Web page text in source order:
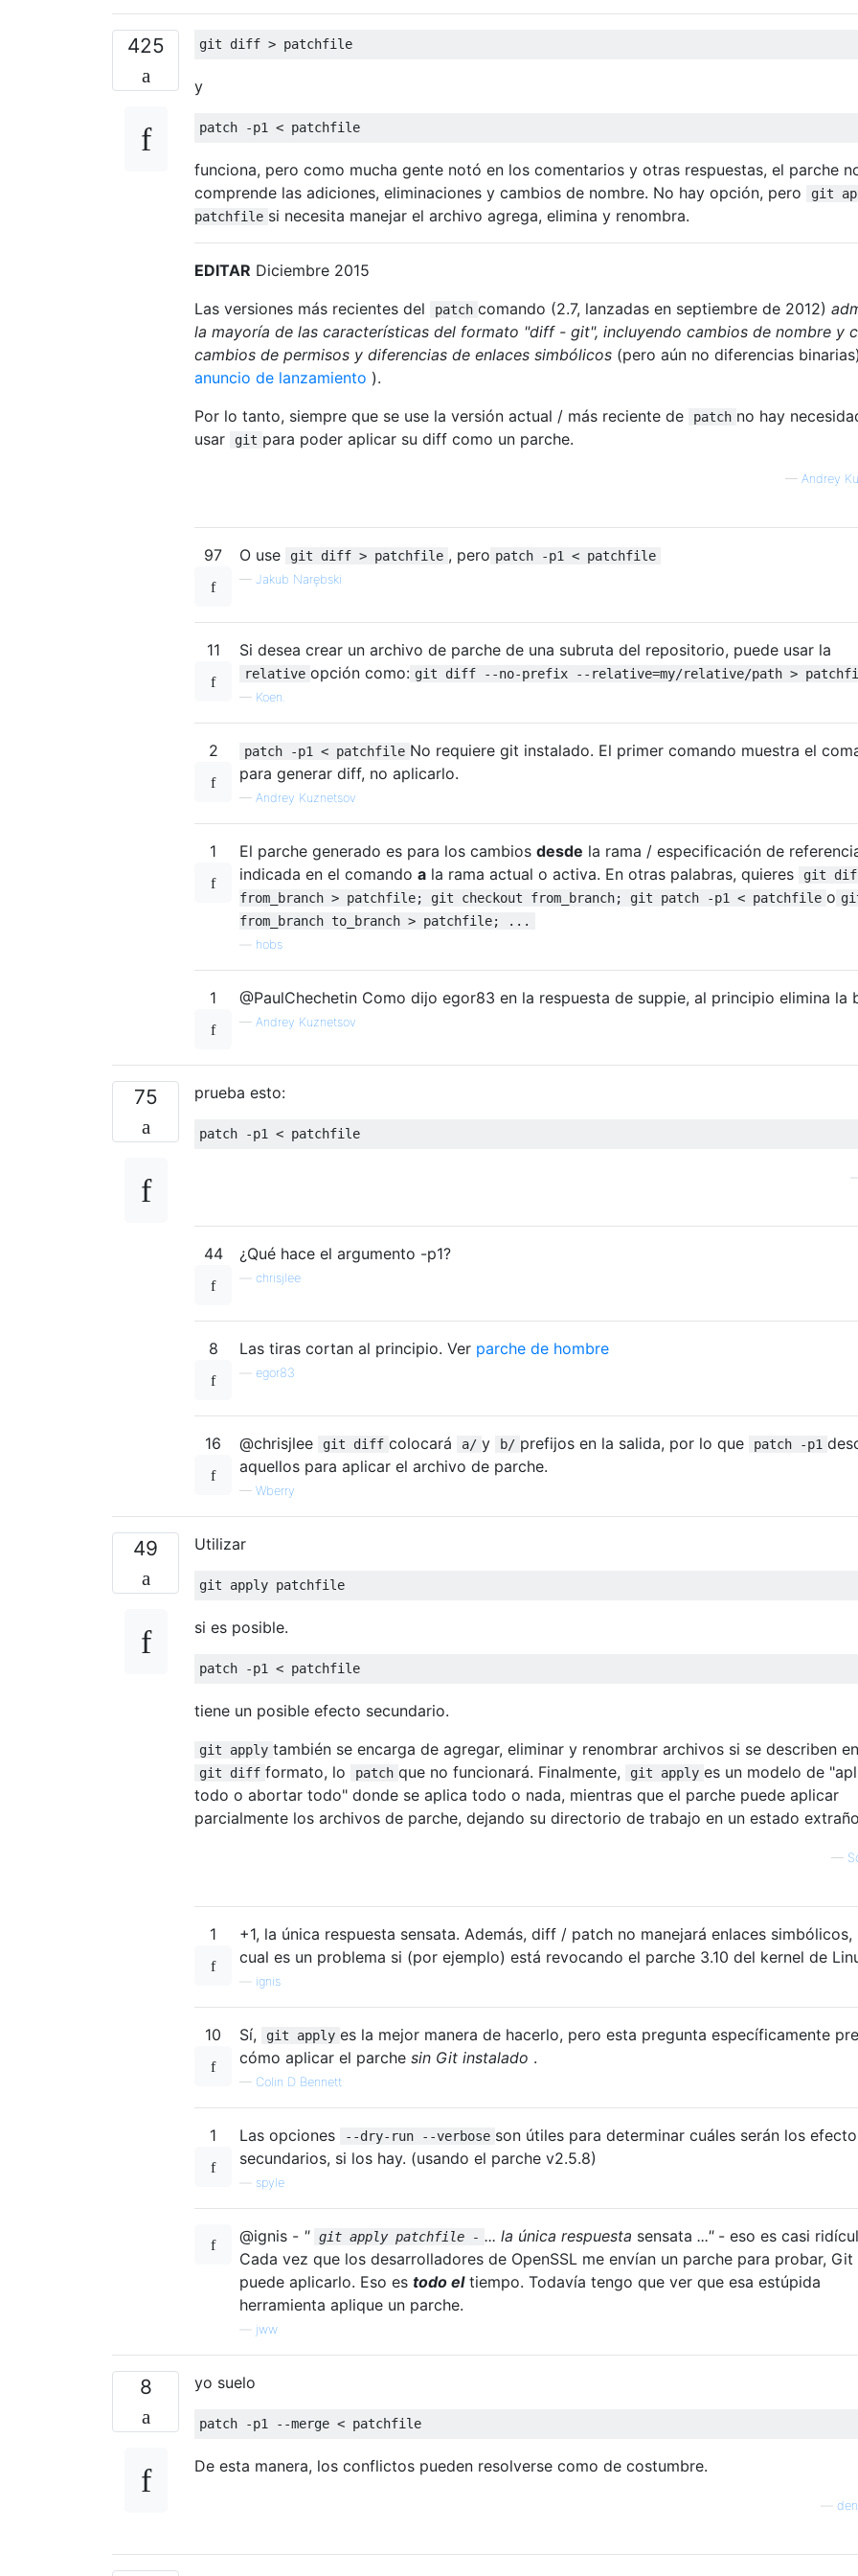
425
y
funciona, pero como mucha gente notó en los comentarios y otras respuestas, el parche
comprende las adiciones, eliminaciones y cambios de nombre. No hay opción, pero
git
patchfile si necesita manejar el archivo agrega, elimina y renombra.
EDITAR Diciembre 2015
Las versiones más recientes del
patch comando (2.7, lanzadas en septiembre de 2012)
la mayoría de las características del formato "diff - git", incluyendo cambios de nombre y
cambios de permisos y diferencias de enlaces simbólicos (pero aún no diferencias
anuncio de lanzamiento ).
Por lo tanto, siempre que se use la versión actual / más reciente de
patch no hay
usar
git para poder aplicar su diff como un parche.
— Andrey
97 O use git diff > patchfile , pero patch -p1 < patchfile
— Jakub Narębski
11 Si desea crear un archivo de parche de una subruta del repositorio, puede usar la
relative opción como: git diff --no-prefix --relative=my/relative/path >
— Koen.
2 patch -p1 < patchfile No requiere git instalado. El primer comando muestra el
para generar diff, no aplicarlo.
— Andrey Kuznetsov
1 El parche generado es para los cambios desde la rama / especificación de
indicada en el comando a la rama actual o activa. En otras palabras, quieres
git
from_branch > patchfile; git checkout from_branch; git patch -p1 < patchfile o
from_branch to_branch > patchfile; ...
hobs
1 @PaulChechetin Como dijo egor83 en la respuesta de suppie, al principio elimina la
— Andrey Kuznetsov
75 prueba esto:
44 ¿Qué hace el argumento -p1?
chrisjlee
8 Las tiras cortan al principio. Ver parche de hombre
egor83
16 @chrisjlee git diff colocará a/ y b/ prefijos en la salida, por lo que patch -p1
aquellos para aplicar el archivo de parche.
— Wberry
49 Utilizar
si es posible.
tiene un posible efecto secundario.
git apply también se encarga de agregar, eliminar y renombrar archivos si se describen
git diff formato, lo patch que no funcionará. Finalmente, git apply es un modelo de
todo o abortar todo" donde se aplica todo o nada, mientras que el parche puede aplicar
parcialmente los archivos de parche, dejando su directorio de trabajo en un estado
—
1
+1, la única respuesta sensata. Además, diff / patch no manejará enlaces simbólicos,
cual es un problema si (por ejemplo) está revocando el parche 3.10 del kernel de
ignis
10 Sí, git apply es la mejor manera de hacerlo, pero esta pregunta específicamente
cómo aplicar el parche sin Git instalado .
— Colin D Bennett
1 Las opciones --dry-run --verbose son útiles para determinar cuáles serán los
secundarios, si los hay. (usando el parche v2.5.8)
spyle
@ignis - " git apply patchfile - ... la única respuesta sensata ..."- eso es casi
Cada vez que los desarrolladores de OpenSSL me envían un parche para probar, Git
puede aplicarlo. Eso es todo eltiempo. Todavía tengo que ver que esa estúpida
herramienta aplique un parche.
jww
8 yo suelo
De esta manera, los conflictos pueden resolverse como de costumbre.